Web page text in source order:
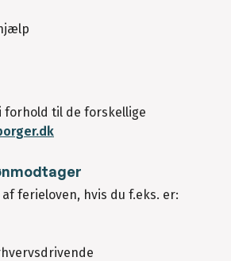
forhold til de forskellige
ferieloven, hvis du f.eks. er: